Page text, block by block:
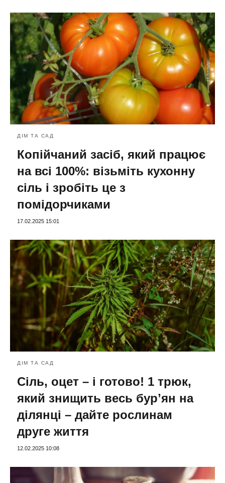
ДІМ ТА САД
Копійчаний засіб, який працює
на всі 100%: візьміть кухонну
сіль і зробіть це з
помідорчиками
17.02.2025 15:01
ДІМ ТА САД
Сіль, оцет – і готово! 1 трюк,
який знищить весь бурʼян на
ділянці – дайте рослинам
друге життя
12.02.2025 10:08